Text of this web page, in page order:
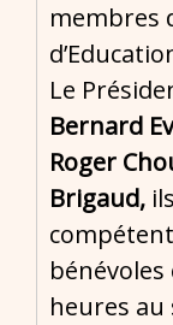
membres
Le
Bernard
Roger
Brigaud,
heures au